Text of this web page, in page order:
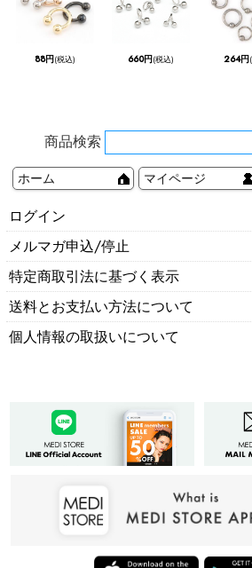
88円(税込) 660円(税込) 264円
商品検索
ホーム マイページ
ログイン
メルマガ申込/停止
特定商取引法に基づく表示
送料とお支払い方法について
個人情報の取扱いについて